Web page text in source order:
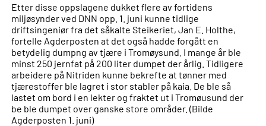
Etter disse oppslagene dukket flere av fortidens
miljøsynder ved DNN opp. 1. juni kunne tidlige
driftsingeniør fra det såkalte Steikeriet, Jan E. Holthe,
fortelle Agderposten at det også hadde forgått en
betydelig dumpng av tjære i Tromøysund. I mange år ble
minst 250 jernfat på 200 liter dumpet der årlig. Tidligere
arbeidere på Nitriden kunne bekrefte at tønner med
tjærestoffer ble lagret i stor stabler på kaia. De ble så
lastet om bord i en lekter og fraktet ut i Tromøusund der
be ble dumpet over ganske store områder. (Bilde
Agderposten 1. juni)